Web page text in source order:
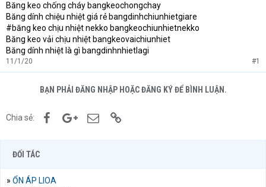
Băng keo chống cháy bangkeochongchay
Băng dính chiệu nhiệt giá rẻ bangdinhchiunhietgiare
#băng keo chịu nhiệt nekko bangkeochiunhietnekko
Băng keo vải chịu nhiệt bangkeovaichiunhiet
Băng dính nhiệt là gì bangdinhnhietlagi
11/1/20 #1
BẠN PHẢI ĐĂNG NHẬP HOẶC ĐĂNG KÝ ĐỂ BÌNH LUẬN.
Chia sẻ: FacebookGoogle+Email
ĐỐI TÁC
» ỔN ÁP LIOA